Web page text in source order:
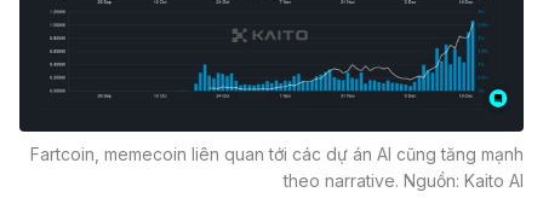
Fartcoin, memecoin liên quan tới các dự án AI cũng tăng mạnh
theo narrative. Nguồn: Kaito AI